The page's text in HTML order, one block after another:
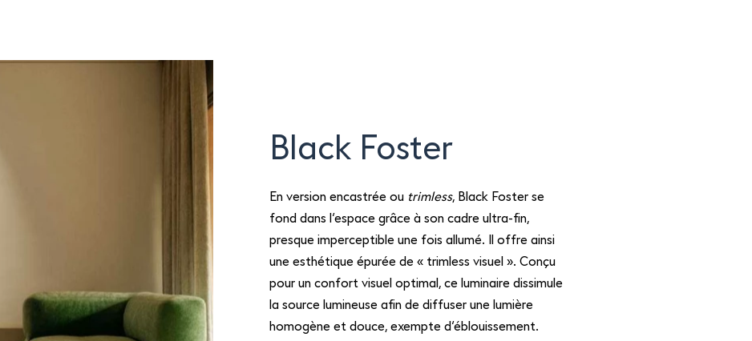
Black Foster
En version encastrée ou trimless, Black Foster se
fond dans l’espace grâce à son cadre ultra-fin,
presque imperceptible une fois allumé. Il offre ainsi
une esthétique épurée de « trimless visuel ». Conçu
pour un confort visuel optimal, ce luminaire dissimule
la source lumineuse afin de diffuser une lumière
homogène et douce, exempte d’éblouissement.